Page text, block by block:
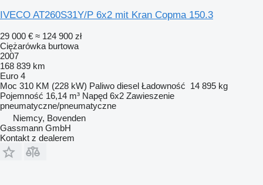
IVECO AT260S31Y/P 6x2 mit Kran Copma 150.3
29 000 € ≈ 124 900 zł
Ciężarówka burtowa
2007
168 839 km
Euro 4
Moc 310 KM (228 kW) Paliwo diesel Ładowność 14 895 kg
Pojemność 16,14 m³ Napęd 6x2 Zawieszenie
pneumatyczne/pneumatyczne
Niemcy, Bovenden
Gassmann GmbH
Kontakt z dealerem